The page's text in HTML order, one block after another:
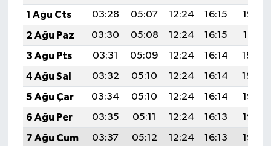
1 Ağu Cts
03:28 05:07 12:24 16:15
19:32
2 Ağu Paz
03:30 05:08 12:24 16:15
19:31
3 Ağu Pts
03:31 05:09 12:24 16:14
19:30
4 Ağu Sal
03:32 05:10 12:24 16:14
19:29
5 Ağu Çar
03:34 05:10 12:24 16:14
19:27
6 Ağu Per
03:35 05:11 12:24 16:13
19:26
7 Ağu Cum
03:37 05:12 12:24 16:13
19:25